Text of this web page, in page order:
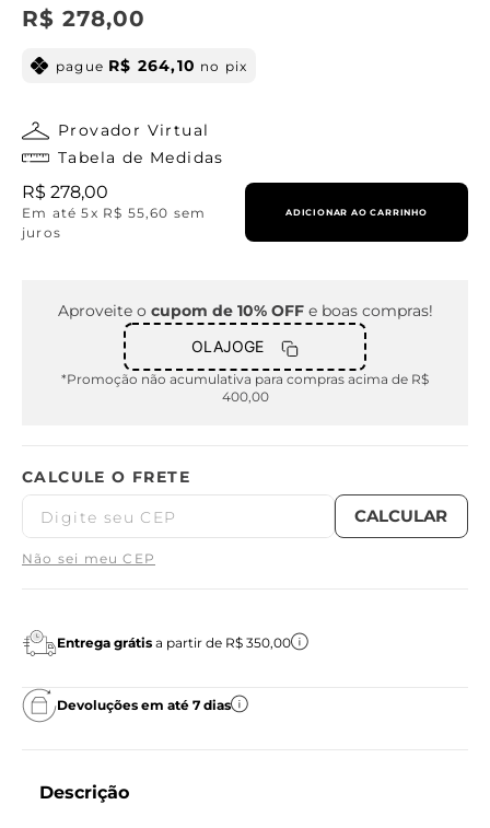
R$ 278,00
pague R$ 264,10 no pix
Provador Virtual
Tabela de Medidas
R$ 278,00
Em até5x R$ 55,60 sem
juros
ADICIONAR AO CARRINHO
Aproveite o cupom de 10% OFFe boas compras!
OLAJOGE
*Promoção não acumulativa para compras acima de R$
400,00
Não sei meu CEP
Entrega grátis a partir de R$ 350,00
Devoluções em até 7 dias
Descrição